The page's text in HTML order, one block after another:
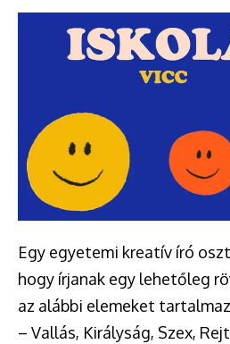
Egy egyetemi kreatív író
hogy írjanak egy lehetőleg
az alábbi elemeket
– Vallás, Királyság, Szex,